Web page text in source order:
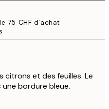
75 CHF d'achat
et des feuilles. Le
bordure bleue.